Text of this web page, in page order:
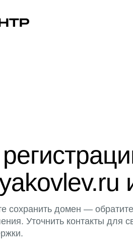
сохранить домен —
Уточнить контакты для